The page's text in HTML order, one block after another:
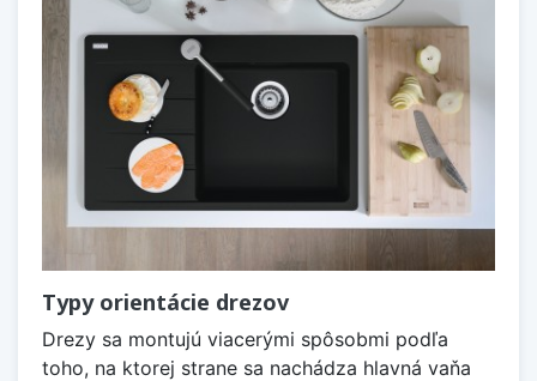
Typy orientácie drezov
Drezy sa montujú viacerými spôsobmi podľa
toho, na ktorej strane sa nachádza hlavná vaňa